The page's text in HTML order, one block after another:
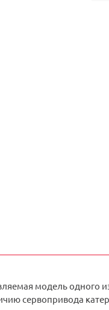
модель одного
сервопривода